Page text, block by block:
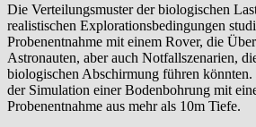
Die Verteilungsmuster der biologischen
realistischen Explorationsbedingungen
Probenentnahme mit einem Rover, die
Astronauten, aber auch Notfallszenarien,
biologischen Abschirmung führen könnten.
der Simulation einer Bodenbohrung mit
Probenentnahme aus mehr als 10m Tiefe.